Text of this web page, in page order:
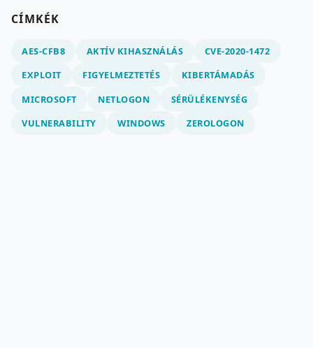
CÍMKÉK
AES-CFB8 AKTÍV KIHASZNÁLÁS
CVE-2020-1472
EXPLOIT
FIGYELMEZTETÉS
KIBERTÁMADÁS
MICROSOFT
NETLOGON
SÉRÜLÉKENYSÉG
VULNERABILITY
WINDOWS ZEROLOGON